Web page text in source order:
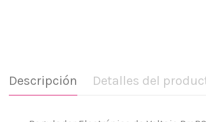
Descripción Detalles del